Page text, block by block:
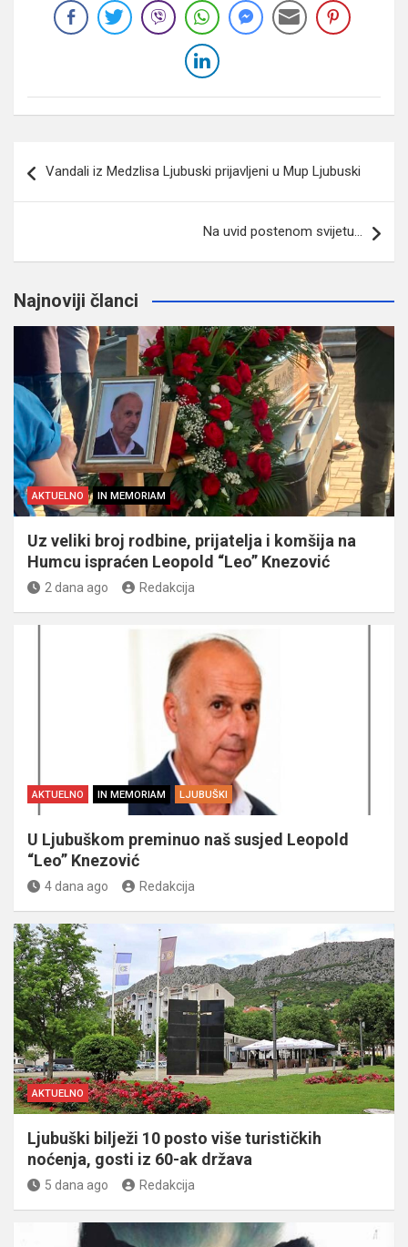
članaka
Vandali iz Medzlisa Ljubuski prijavljeni u Mup Ljubuski
Na uvid postenom svijetu…
Najnoviji članci
AKTUELNO IN MEMORIAM
Uz veliki broj rodbine, prijatelja i komšija na
Humcu ispraćen Leopold “Leo” Knezović
2 dana ago Redakcija
AKTUELNO IN MEMORIAM LJUBUŠKI
U Ljubuškom preminuo naš susjed Leopold
“Leo” Knezović
4 dana ago Redakcija
AKTUELNO
Ljubuški bilježi 10 posto više turističkih
noćenja, gosti iz 60-ak država
5 dana ago Redakcija